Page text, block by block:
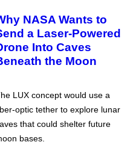
NASA Wants to
a Laser-Powered
Into Caves
the Moon
LUX concept would use a
optic tether to explore lunar
that could shelter future
bases.